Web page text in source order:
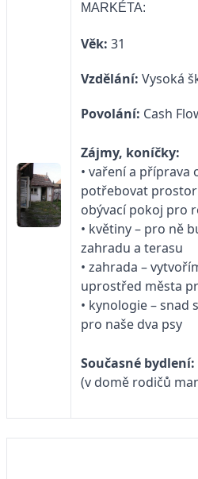
MARKÉTA:
Věk: 31
Vzdělání: Vysoká
Povolání: Cash
Zájmy, koníčky:
• vaření a příprava
potřebovat
obývací pokoj pro
• květiny – pro ně
zahradu a terasu
• zahrada –
uprostřed města
• kynologie – snad
pro naše dva psy
Současné bydlení:
(v domě rodičů